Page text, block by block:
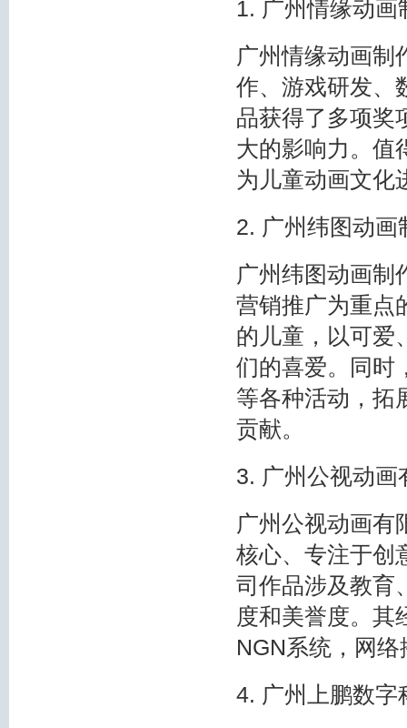
1. 广州情缘动画
广州情缘动画制
作、游戏研发、
品获得了多项奖
大的影响力。值
为儿童动画文化
2. 广州纬图动画
广州纬图动画制
营销推广为重点
的儿童，以可爱
们的喜爱。同时
等各种活动，拓
贡献。
3. 广州公视动画
广州公视动画有
核心、专注于创
司作品涉及教育
度和美誉度。其
NGN系统，网
4. 广州上鹏数字